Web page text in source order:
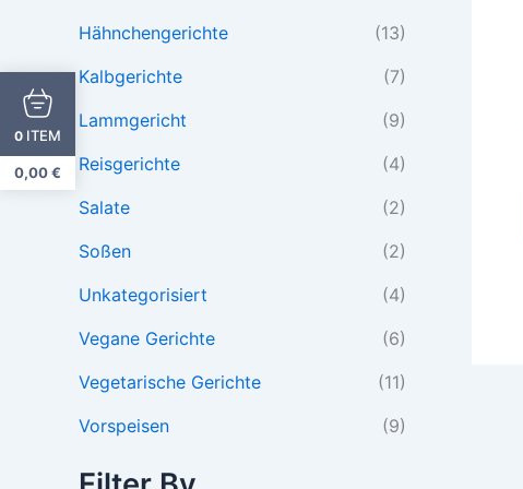
Hähnchengerichte
(13)
Kalbgerichte
(7)
Lammgericht
(9)
Reisgerichte
(4)
Salate
(2)
Soßen
(2)
Unkategorisiert
(4)
Vegane Gerichte
(6)
Vegetarische Gerichte
(11)
Vorspeisen
(9)
0 ITEM
0,00€